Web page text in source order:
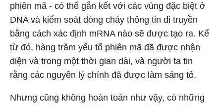
phiên mã - có thể gắn kết với các vùng đặc biệt ở
DNA và kiểm soát dòng chảy thông tin di truyền
bằng cách xác định mRNA nào sẽ được tạo ra. Kể
từ đó, hàng trăm yếu tố phiên mã đã được nhận
diện và trong một thời gian dài, và người ta tin
rằng các nguyên lý chính đã được làm sáng tỏ.
Nhưng cũng không hoàn toàn như vậy, có những